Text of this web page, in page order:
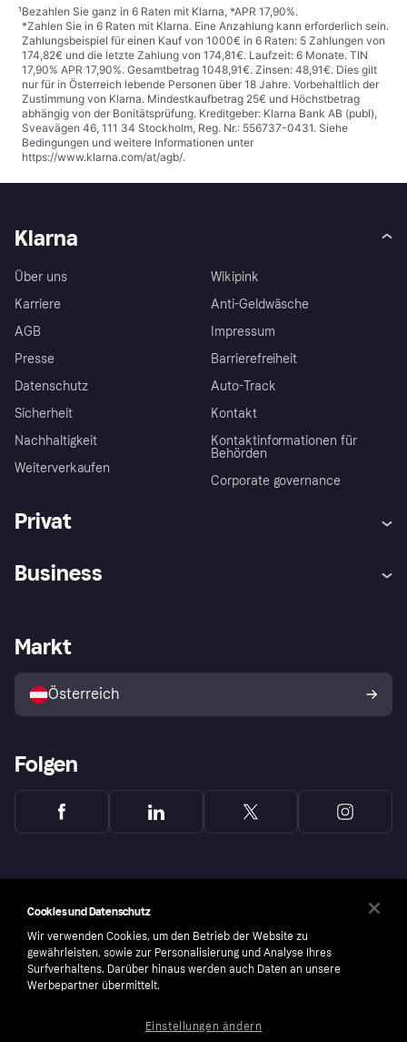
¹Bezahlen Sie ganz in 6 Raten mit Klarna, *APR 17,90%.
*Zahlen Sie in 6 Raten mit Klarna. Eine Anzahlung kann erforderlich sein.
Zahlungsbeispiel für einen Kauf von 1000€ in 6 Raten: 5 Zahlungen von
174,82€ und die letzte Zahlung von 174,81€. Laufzeit: 6 Monate. TIN
17,90% APR 17,90%. Gesamtbetrag 1048,91€. Zinsen: 48,91€. Dies gilt
nur für in Österreich lebende Personen über 18 Jahre. Vorbehaltlich der
Zustimmung von Klarna. Mindestkaufbetrag 25€ und Höchstbetrag
abhängig von der Bonitätsprüfung. Kreditgeber: Klarna Bank AB (publ),
Sveavägen 46, 111 34 Stockholm, Reg. Nr.: 556737-0431. Siehe
Bedingungen und weitere Informationen unter
https://www.klarna.com/at/agb/.
Klarna
Über uns
Karriere
AGB
Presse
Datenschutz
Sicherheit
Nachhaltigkeit
Weiterverkaufen
Wikipink
Anti-Geldwäsche
Impressum
Barrierefreiheit
Auto-Track
Kontakt
Kontaktinformationen für
Behörden
Corporate governance
Privat
Shops entdecken
Business
Händlerportal
Markt
Österreich
Folgen
Cookies und Datenschutz
Wir verwenden Cookies, um den Betrieb der Website zu
gewährleisten, sowie zur Personalisierung und Analyse Ihres
Surfverhaltens. Darüber hinaus werden auch Daten an unsere
Werbepartner übermittelt.
Einstellungen ändern